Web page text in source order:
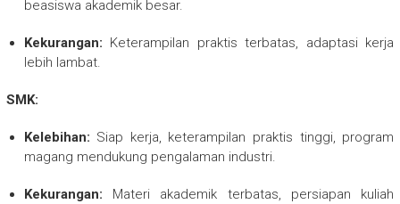
beasiswa akademik besar.
Kekurangan: Keterampilan praktis terbatas, adaptasi kerja
lebih lambat.
SMK:
Kelebihan: Siap kerja, keterampilan praktis tinggi, program
magang mendukung pengalaman industri.
Kekurangan: Materi akademik terbatas, persiapan kuliah